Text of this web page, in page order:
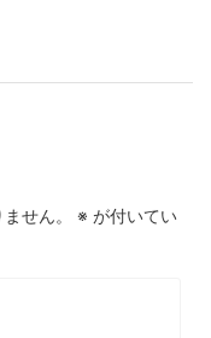
せん。 ※ が付いてい